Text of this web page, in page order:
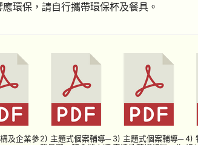
應環保，請自行攜帶環保杯及餐具。
及企業參2) 主題式個案輔導─ 3) 主題式個案輔導─ 4)